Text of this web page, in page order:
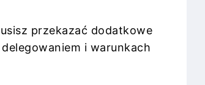
przekazać dodatkowe
i warunkach